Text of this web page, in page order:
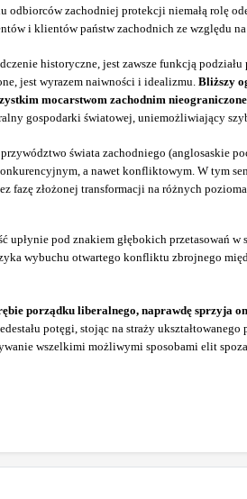
odbiorców zachodniej protekcji niemałą rolę
i klientów państw zachodnich ze względu
historyczne, jest zawsze funkcją
jest wyrazem naiwności i idealizmu. Bliższy
mocarstwom zachodnim
gospodarki światowej, uniemożliwiający
świata zachodniego (anglosaskie
a nawet konfliktowym. W tym
fazę złożonej transformacji na różnych
pod znakiem głębokich
wybuchu otwartego konfliktu zbrojnego
porządku liberalnego, naprawdę sprzyja
potęgi, stojąc na straży
wszelkimi możliwymi sposobami elit